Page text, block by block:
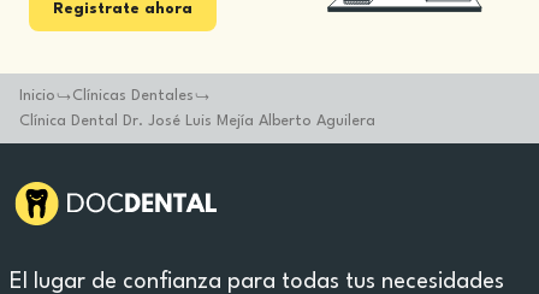
Registrate ahora
Inicio
Clínicas Dentales
Clínica Dental Dr. José Luis Mejía Alberto Aguilera
El lugar de confianza para todas tus necesidades